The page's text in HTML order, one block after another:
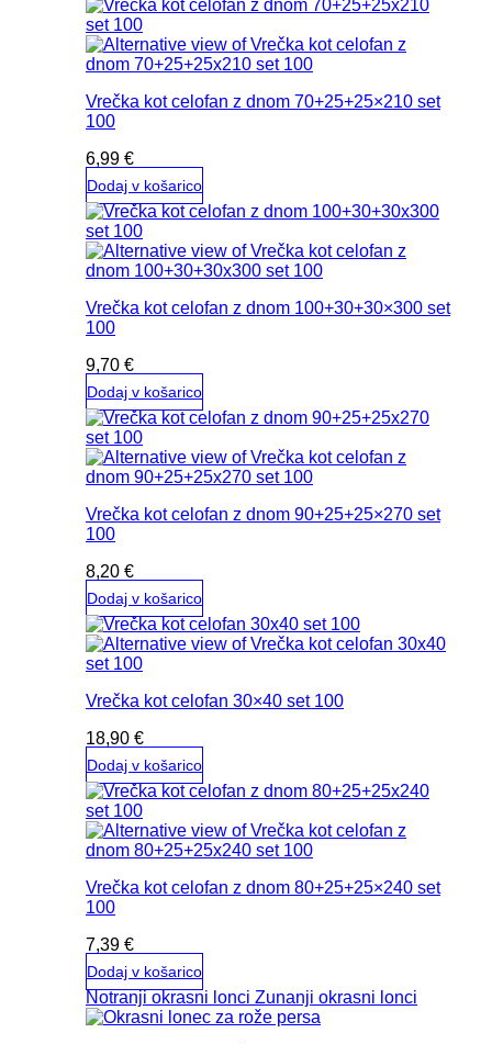
Vrečka kot celofan z dnom 70+25+25×210 set
100
6,99 €
Dodaj v košarico
Vrečka kot celofan z dnom 100+30+30×300 set
100
9,70 €
Dodaj v košarico
Vrečka kot celofan z dnom 90+25+25×270 set
100
8,20 €
Dodaj v košarico
Vrečka kot celofan 30×40 set 100
18,90 €
Dodaj v košarico
Vrečka kot celofan z dnom 80+25+25×240 set
100
7,39 €
Dodaj v košarico
Notranji okrasni lonci Zunanji okrasni lonci